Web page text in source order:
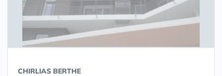
CHIRLIAS BERTHE